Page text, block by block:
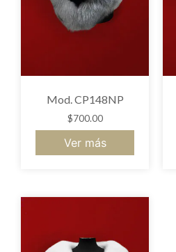
Mod. CP148NP
$700.00
Ver más